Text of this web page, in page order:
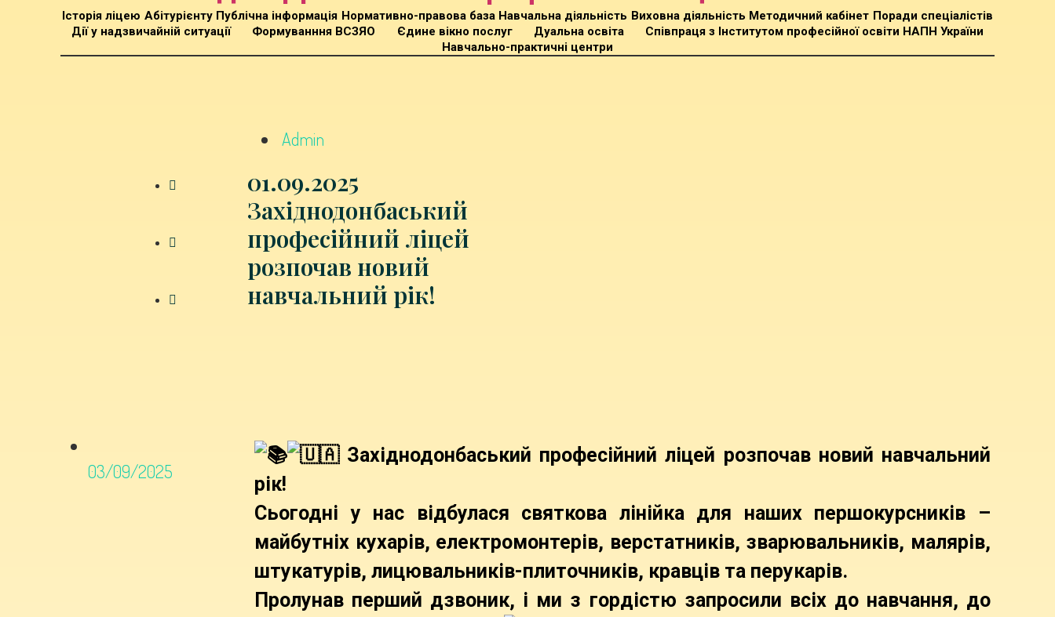
Історія ліцею Абітурієнту Публічна інформація Нормативно-правова база Навчальна діяльність Виховна діяльність Методичний кабінет Поради спеціалістів
Дії у надзвичайній ситуації
Формуванння ВСЗЯО Єдине вікно послуг Дуальна освіта
Співпраця з Інститутом професійної освіти НАПН України
Навчально-практичні центри
Admin
01.09.2025
Західнодонбаський
професійний ліцей
розпочав новий
навчальний рік!
03/09/2025
Західнодонбаський професійний ліцей розпочав новий навчальний
рік!
Сьогодні у нас відбулася святкова лінійка для наших першокурсників –
майбутніх кухарів, електромонтерів, верстатників, зварювальників, малярів,
штукатурів, лицювальників-плиточників, кравців та перукарів.
Пролунав перший дзвоник, і ми з гордістю запросили всіх до навчання, до